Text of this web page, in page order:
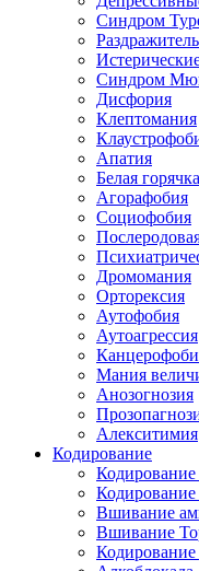
Синдром
Синдром
Дисфория
Клептомания
Апатия
Белая горячка
Агорафобия
Социофобия
Дромомания
Орторексия
Аутофобия
Аутоагрессия
Мания
Анозогнозия
Алекситимия
Кодирование
Кодирование
Вшивание
Вшивание